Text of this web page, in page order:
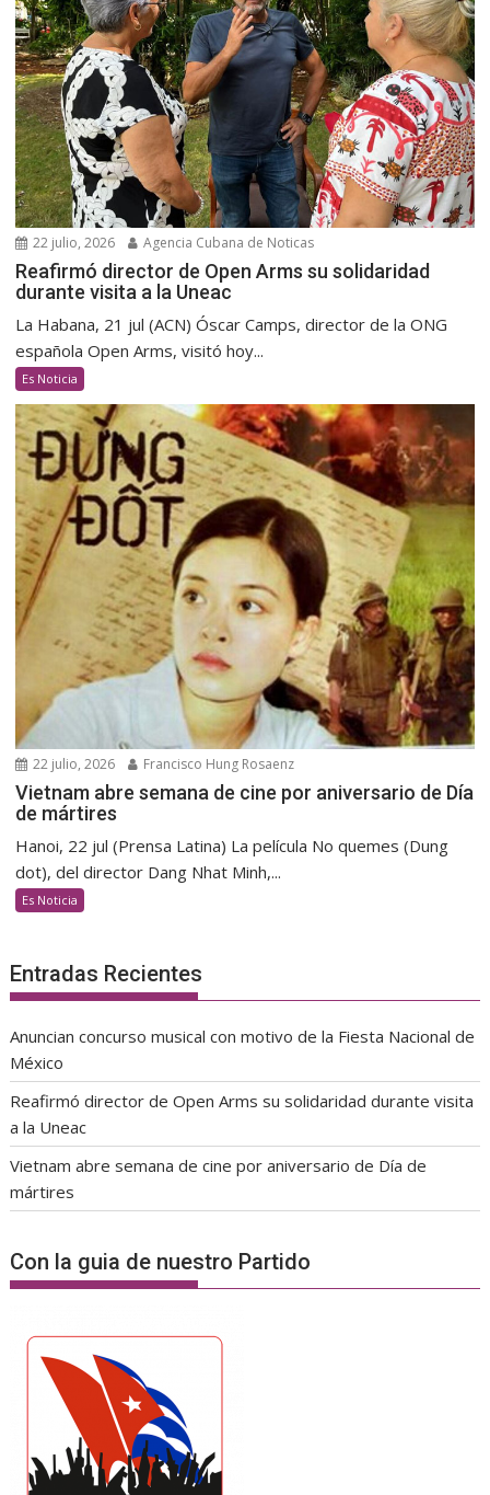
22 julio, 2026 Agencia Cubana de Noticas
Reafirmó director de Open Arms su solidaridad
durante visita a la Uneac
La Habana, 21 jul (ACN) Óscar Camps, director de la ONG
española Open Arms, visitó hoy...
Es Noticia
22 julio, 2026 Francisco Hung Rosaenz
Vietnam abre semana de cine por aniversario de Día
de mártires
Hanoi, 22 jul (Prensa Latina) La película No quemes (Dung
dot), del director Dang Nhat Minh,...
Es Noticia
Entradas Recientes
Anuncian concurso musical con motivo de la Fiesta Nacional de
México
Reafirmó director de Open Arms su solidaridad durante visita
a la Uneac
Vietnam abre semana de cine por aniversario de Día de
mártires
Con la guia de nuestro Partido